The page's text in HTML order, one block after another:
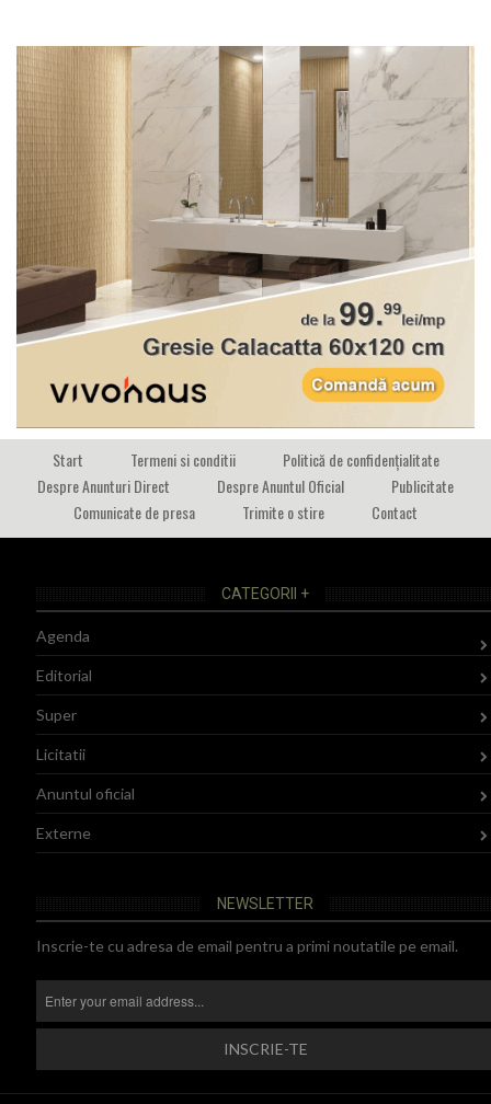
Start Termeni si conditii
Politică de confidențialitate
Despre Anunturi Direct
Despre Anuntul Oficial
Publicitate
Comunicate de presa
Trimite o stire Contact
CATEGORII +
Agenda
Editorial
Super
Licitatii
Anuntul oficial
Externe
NEWSLETTER
Inscrie-te cu adresa de email pentru a primi noutatile pe email.